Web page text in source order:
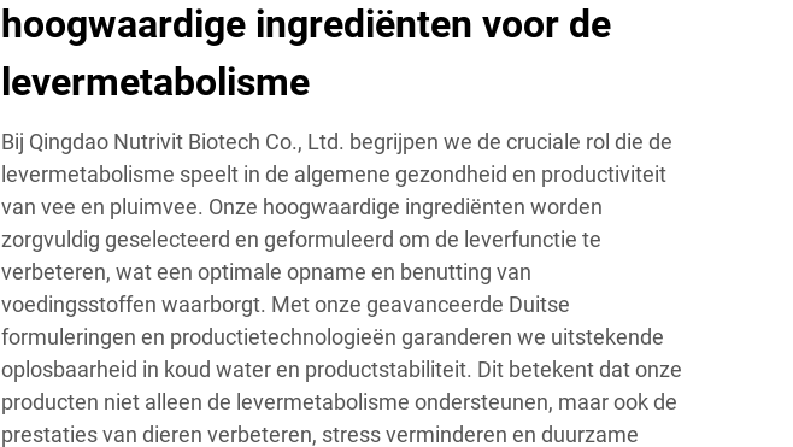
hoogwaardige ingrediënten voor de
levermetabolisme
Bij Qingdao Nutrivit Biotech Co., Ltd. begrijpen we de cruciale rol die de
levermetabolisme speelt in de algemene gezondheid en productiviteit
van vee en pluimvee. Onze hoogwaardige ingrediënten worden
zorgvuldig geselecteerd en geformuleerd om de leverfunctie te
verbeteren, wat een optimale opname en benutting van
voedingsstoffen waarborgt. Met onze geavanceerde Duitse
formuleringen en productietechnologieën garanderen we uitstekende
oplosbaarheid in koud water en productstabiliteit. Dit betekent dat onze
producten niet alleen de levermetabolisme ondersteunen, maar ook de
prestaties van dieren verbeteren, stress verminderen en duurzame